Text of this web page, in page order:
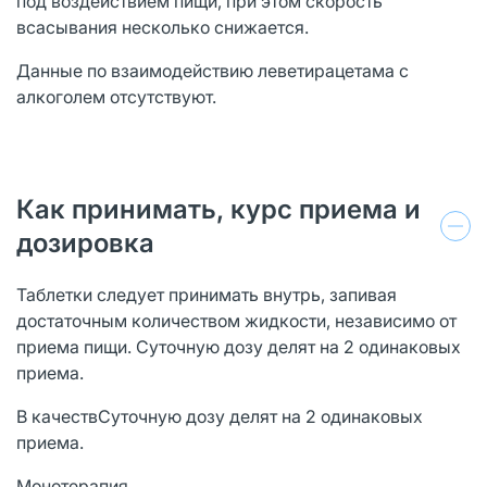
всасывания несколько снижается.
Данные по взаимодействию леветирацетама с
алкоголем отсутствуют.
Как принимать, курс приема и
дозировка
Таблетки следует принимать внутрь, запивая
достаточным количеством жидкости, независимо от
приема пищи. Суточную дозу делят на 2 одинаковых
приема.
В качествСуточную дозу делят на 2 одинаковых
приема.